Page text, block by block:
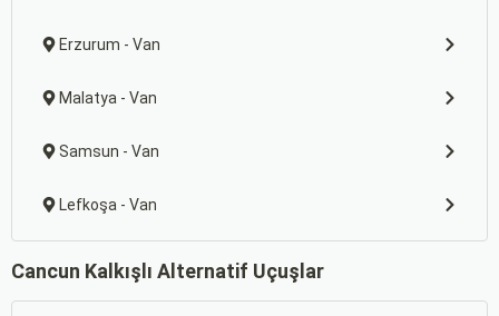
Erzurum - Van
Malatya - Van
Samsun - Van
Lefkoşa - Van
Cancun Kalkışlı Alternatif Uçuşlar